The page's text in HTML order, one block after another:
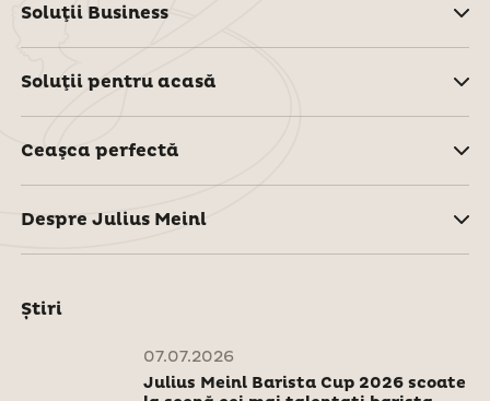
Soluţii Business
Soluţii pentru acasă
Ceaşca perfectă
Despre Julius Meinl
Știri
07.07.2026
Julius Meinl Barista Cup 2026 scoate